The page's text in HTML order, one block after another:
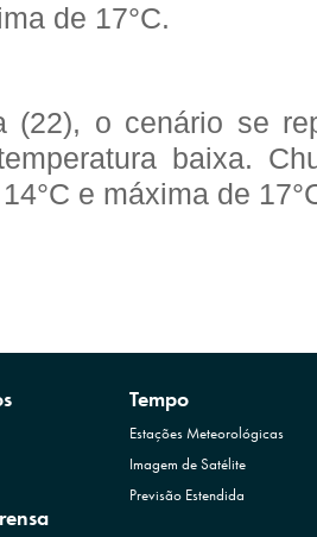
de 17°C.
(22), o cenário se
baixa.
e máxima de
Tempo
Estações Meteorológicas
Imagem de Satélite
Previsão Estendida